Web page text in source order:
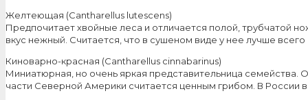
Желтеющая (Cantharellus lutescens)
Предпочитает хвойные леса и отличается полой, трубчатой
вкус нежный. Считается, что в сушеном виде у нее лучше
Киноварно-красная (Cantharellus cinnabarinus)
Миниатюрная, но очень яркая представительница
части Северной Америки считается ценным грибом. В России